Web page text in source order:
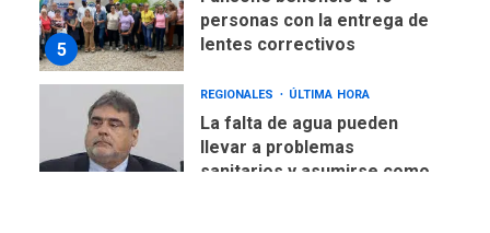
5
personas con la entrega de
lentes correctivos
REGIONALES ÚLTIMA HORA
La falta de agua pueden
llevar a problemas
sanitarios y asumirse como